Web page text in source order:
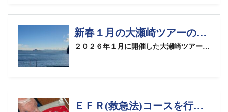
新春１月の大瀬崎ツアーのまとめ
２０２６年１月に開催した大瀬崎ツアーでの撮影画像のまとめです
ＥＦＲ(救急法)コースを行いました！